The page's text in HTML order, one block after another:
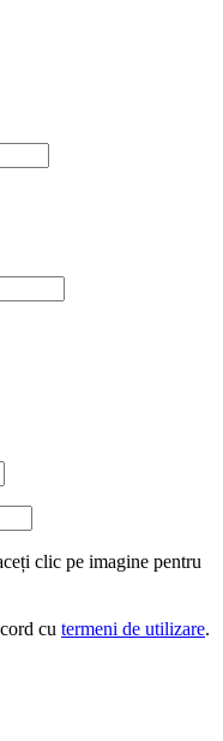
clic pe imagine pentru
cu termeni de utilizare.